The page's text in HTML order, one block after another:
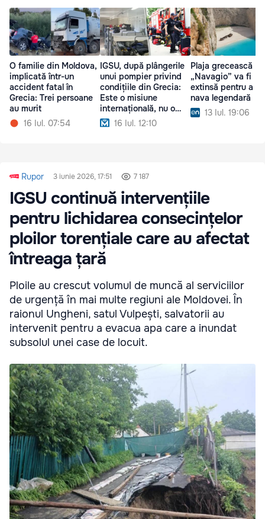
O familie din Moldova,
implicată într-un
accident fatal în
Grecia: Trei persoane
au murit
16 Iul. 07:54
IGSU, după plângerile
unui pompier privind
condițiile din Grecia:
Este o misiune
internațională, nu o
vacanță16 Iul. 12:10
Plaja grecească
„Navagio” va fi
extinsă pentru a
nava legendară
13 Iul. 19:06
Rupor 3 iunie 2026, 17:51 7 187
IGSU continuă intervențiile
pentru lichidarea consecințelor
ploilor torențiale care au afectat
întreaga țară
Ploile au crescut volumul de muncă al serviciilor
de urgență în mai multe regiuni ale Moldovei. În
raionul Ungheni, satul Vulpești, salvatorii au
intervenit pentru a evacua apa care a inundat
subsolul unei case de locuit.